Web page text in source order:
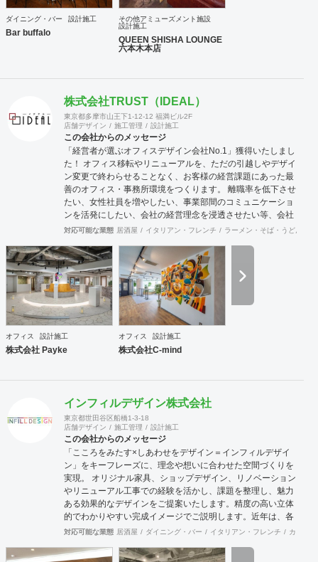
ダイニング・バー 設計施工
Bar buffalo
その他アミューズメント施設
設計施工
QUEEN SHISHA LOUNGE
六本木本店
株式会社TRUST（IDEAL）
東京都多摩市山王下1-12-12 福満ビル2F
店舗デザイン
施工管理 設計施工
この会社からのメッセージ
「経営者が選ぶオフィスデザイン会社No.1」獲得いたしまし
た！ オフィス移転やリニューアルを、ただの引越しやデザイ
ン変更で終わらせることなく、お客様の経営課題にあった最
善のオフィス・事務所環境をつくります。 離職率を低下させ
たい、女性社員を増やしたい、事業部間のコミュニケーショ
ンを活発にしたい、会社の経営理念を浸透させたい等、会社
の規模やフェーズによって様々な課題をかかえています。ど
今後どのような事業戦略を描き、どのような組織になってい
きたいのか。それらを共有することがオフィスデザインのス
タートとなります。 また、オフィスはスタッフにとって一日
の大半を過ごす場所です。機能的かつ快適な空間を作ること
は精神的な安心やモチベーション・作業効率の向上に繋がっ
ていくでしょう。このように、経営面の課題と現場の声をし
案させていただきます。
対応可能な業態 居酒屋 イタリアン・フレンチ ラーメン・そば・うどん
オフィス 設計施工
株式会社 Payke
オフィス 設計施工
株式会社C-mind
インフィルデザイン株式会社
東京都世田谷区船橋1-3-18
店舗デザイン
施工管理 設計施工
この会社からのメッセージ
「こころをみたす×しあわせをデザイン＝インフィルデザイ
ン」をキーフレーズに、理念や想いに合わせた空間づくりを
実現。 オリジナル家具、ショップデザイン、リノベーション
やリニューアル工事での経験を活かし、課題を整理し、魅力
ある効果的なデザインをご提案いたします。精度の高い立体
的でわかりやすい完成イメージでご説明します。近年は、各
地域の自治体様からエリア全体の構想や空き施設の有効利用
をいただいています。 連携スタッフには経験豊富な一級建築
対応可能な業態 居酒屋 ダイニング・バー イタリアン・フレンチ カフェ